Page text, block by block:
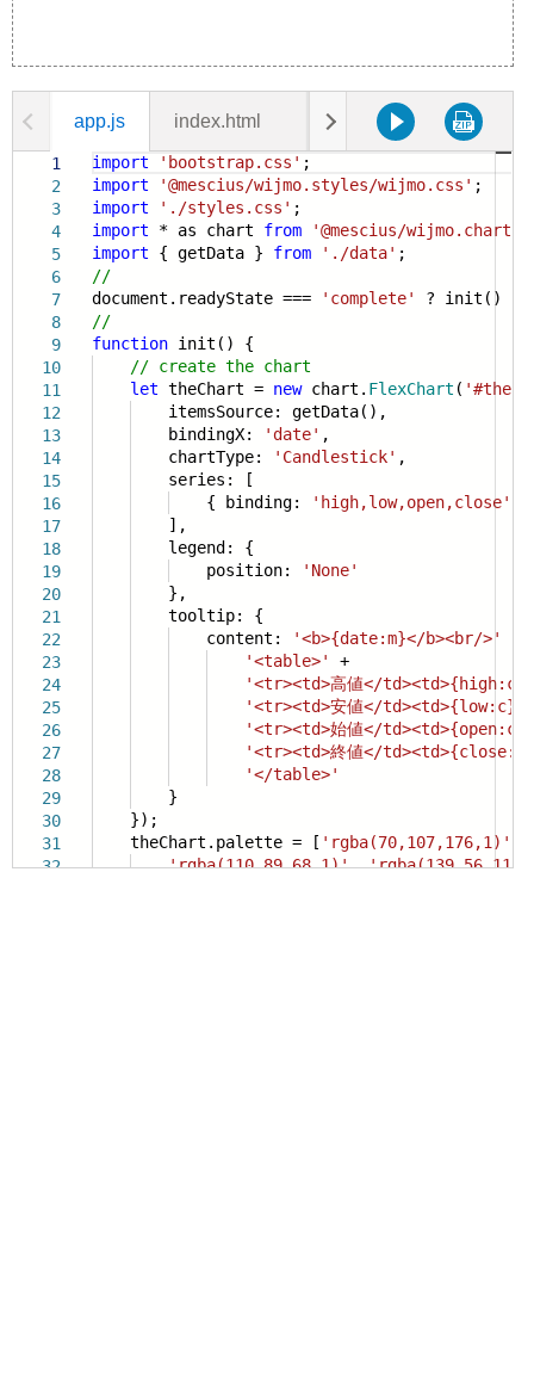
app.js index.html data.js styles.css
1
2
3
4
5
6
7
8
9
10
11
12
13
14
15
16
17
18
19
20
21
22
23
24
25
26
27
28
29
30
31
32
import 'bootstrap.css' ;
import
'@mescius/wijmo.styles/wijmo.css' ;
import
'./styles.css' ;
import * as chart from '@mescius/wijmo.chart'
import { getData } from './data' ;
//
document.readyState ===
'complete'
? init() :
//
function init() {
// create the chart
let theChart = newchart. FlexChart (
itemsSource: getData(),
bindingX:
'date' ,
chartType:
'Candlestick' ,
series: [
{ binding:
'high,low,open,close'
],
legend: {
position:
'None'
},
tooltip: {
content:
'<b>{date:m}</b><br/>'
'<table>'
+
'<tr><td>高値</
'<tr><td>安値</
'<tr><td>始値</
'<tr><td>終値</
'</table>'
}
});
theChart.palette = [ 'rgba(70,107,176,1)'
'rgba(110,89,68,1)',